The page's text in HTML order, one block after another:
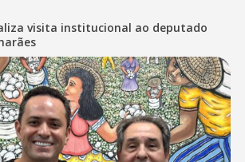
visita institucional ao deputado